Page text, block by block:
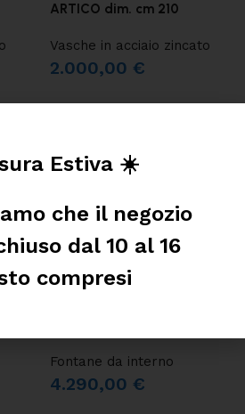
ARTICO dim. cm 210
Vasche in acciaio zincato
2.000,00 €
Fontane da interno
4.290,00 €
Estiva ☀️
che il negozio
dal 10 al 16
compresi